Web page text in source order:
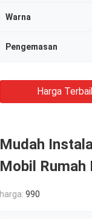
Warna
Pengemasan
Harga
Mudah
Mobil
harga: 990